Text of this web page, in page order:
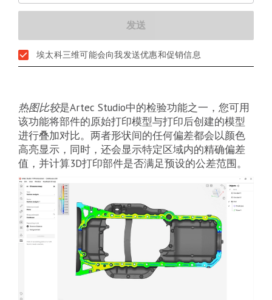
埃太科三维可能会向我发送优惠和促销信息
热图比较是Artec Studio中的检验功能之一，您可用
该功能将部件的原始打印模型与打印后创建的模型
进行叠加对比。两者形状间的任何偏差都会以颜色
高亮显示，同时，还会显示特定区域内的精确偏差
值，并计算3D打印部件是否满足预设的公差范围。